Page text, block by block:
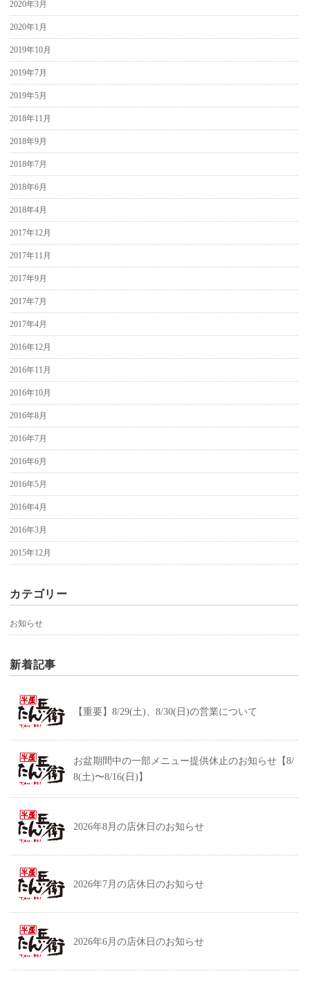
2020年3月
2020年1月
2019年10月
2019年7月
2019年5月
2018年11月
2018年9月
2018年7月
2018年6月
2018年4月
2017年12月
2017年11月
2017年9月
2017年7月
2017年4月
2016年12月
2016年11月
2016年10月
2016年8月
2016年7月
2016年6月
2016年5月
2016年4月
2016年3月
2015年12月
カテゴリー
お知らせ
新着記事
【重要】8/29(土)、8/30(日)の営業について
お盆期間中の一部メニュー提供休止のお知らせ【8/
8(土)〜8/16(日)】
2026年8月の店休日のお知らせ
2026年7月の店休日のお知らせ
2026年6月の店休日のお知らせ